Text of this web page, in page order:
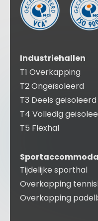
Industriehallen
T1 Overkapping
T2 Ongeïsoleerd
T3 Deels geïsoleerd
T4 Volledig
T5 Flexhal
Tijdelijke sporthal
Overkapping
Overkapping